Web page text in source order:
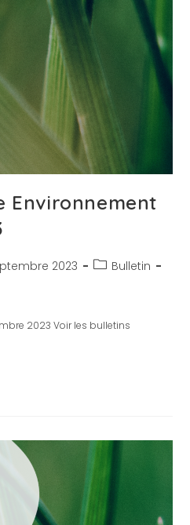
Environnement
2023
Bulletin
2023 Voir les bulletins